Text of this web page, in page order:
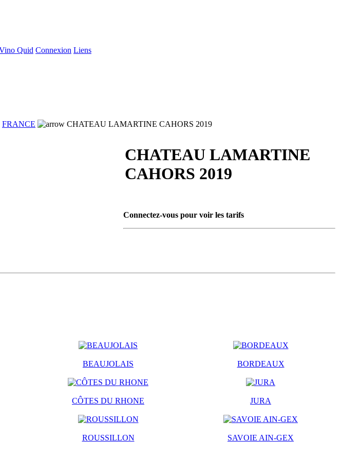
Quid Connexion Liens
FRANCE CHATEAU LAMARTINE CAHORS 2019
CHATEAU LAMARTINE
CAHORS 2019
Connectez-vous pour voir les tarifs
BEAUJOLAIS BORDEAUX
CÔTES DU RHONE JURA
ROUSSILLON SAVOIE AIN-GEX